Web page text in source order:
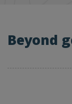
Beyond